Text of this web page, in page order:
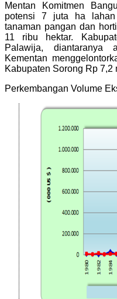
Mentan Komitmen
potensi 7 juta ha
tanaman pangan dan
11 ribu hektar.
Palawija, diantaranya
Kementan
Kabupaten Sorong Rp 7,2
Perkembangan Volume